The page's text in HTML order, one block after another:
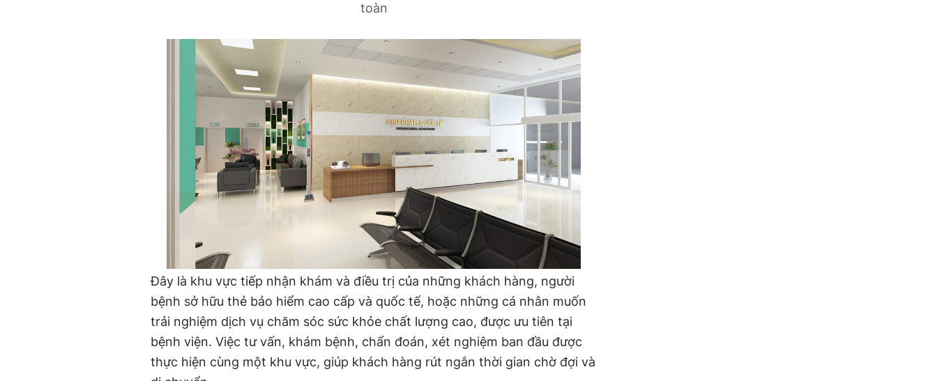
toàn
Đây là khu vực tiếp nhận khám và điều trị của những khách hàng, người
bệnh sở hữu thẻ bảo hiểm cao cấp và quốc tế, hoặc những cá nhân muốn
trải nghiệm dịch vụ chăm sóc sức khỏe chất lượng cao, được ưu tiên tại
bệnh viện. Việc tư vấn, khám bệnh, chẩn đoán, xét nghiệm ban đầu được
thực hiện cùng một khu vực, giúp khách hàng rút ngắn thời gian chờ đợi và